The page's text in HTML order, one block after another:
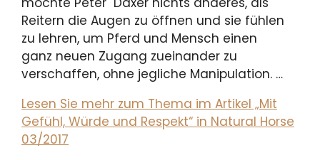
Reitern die Augen zu öffnen und sie fühlen
zu lehren, um Pferd und Mensch einen
ganz neuen Zugang zueinander zu
verschaffen, ohne jegliche Manipulation. …
Lesen Sie mehr zum Thema im Artikel „Mit
Gefühl, Würde und Respekt“ in Natural Horse
03/2017